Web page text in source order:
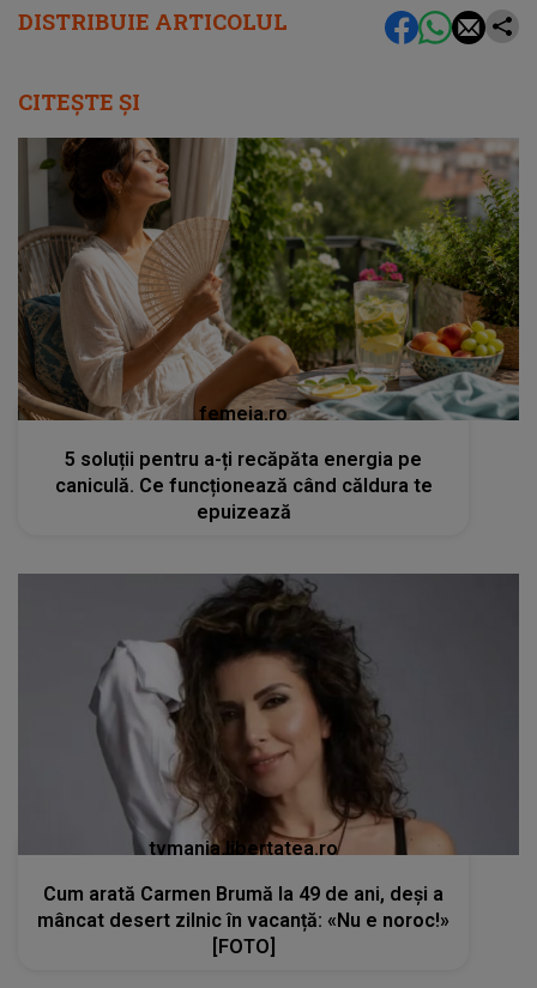
DISTRIBUIE ARTICOLUL
CITEȘTE ȘI
femeia.ro
5 soluții pentru a-ți recăpăta energia pe
caniculă. Ce funcționează când căldura te
epuizează
tvmania.libertatea.ro
Cum arată Carmen Brumă la 49 de ani, deși a
mâncat desert zilnic în vacanță: «Nu e noroc!»
[FOTO]